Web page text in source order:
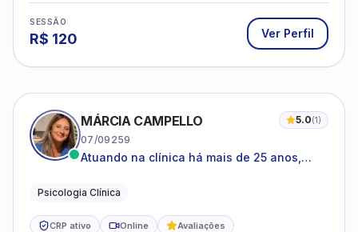
SESSÃO
R$ 120 Ver Perfil
MÁRCIA CAMPELLO 5.0(1)
07/09259
Atuando na clínica há mais de 25 anos,
estruturas, com experiência em
Psicologia Clínica
CRP ativo Online Avaliações